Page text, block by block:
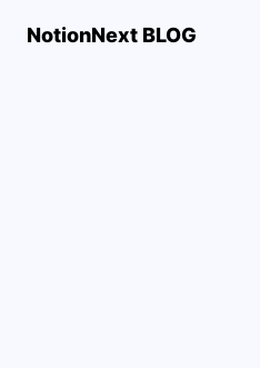
NotionNext BLOG